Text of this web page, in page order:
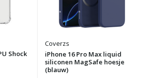
Shock
Coverzs
iPhone 16 Pro Max liquid
siliconen MagSafe hoesje
(blauw)